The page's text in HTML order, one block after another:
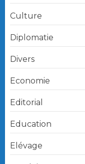
Culture
Diplomatie
Divers
Economie
Editorial
Education
Elévage